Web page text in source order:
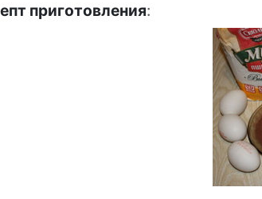
приготовления: